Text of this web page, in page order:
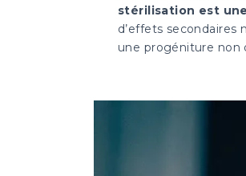
stérilisation est
d’effets
une progéniture non